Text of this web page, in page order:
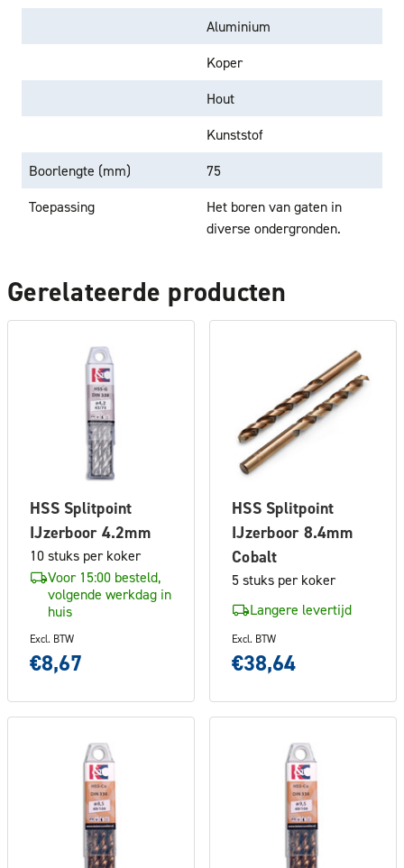
Aluminium
Koper
Hout
Kunststof
Boorlengte (mm)
75
Toepassing
Het boren van gaten in
diverse ondergronden.
Gerelateerde producten
HSS Splitpoint
IJzerboor 4.2mm
10 stuks per koker
Voor 15:00 besteld,
volgende werkdag in
huis
Excl. BTW
€8,67
HSS Splitpoint
IJzerboor 8.4mm
Cobalt
5 stuks per koker
Langere levertijd
Excl. BTW
€38,64